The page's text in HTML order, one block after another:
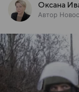
Оксана
Автор